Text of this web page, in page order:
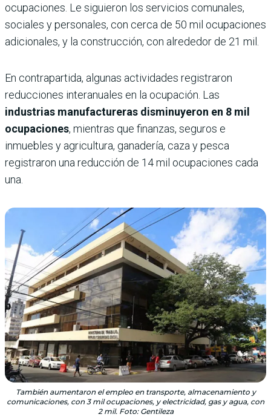
ocupaciones. Le siguieron los servicios comunales,
sociales y personales, con cerca de 50 mil ocupaciones
adicionales, y la construcción, con alrededor de 21 mil.
En contrapartida, algunas actividades registraron
reducciones interanuales en la ocupación. Las
industrias manufactureras disminuyeron en 8 mil
ocupaciones, mientras que finanzas, seguros e
inmuebles y agricultura, ganadería, caza y pesca
registraron una reducción de 14 mil ocupaciones cada
una.
También aumentaron el empleo en transporte, almacenamiento y
comunicaciones, con 3 mil ocupaciones, y electricidad, gas y agua, con
2 mil. Foto: Gentileza